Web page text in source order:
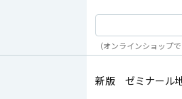
（オンラインショップ
新版 ゼミナール